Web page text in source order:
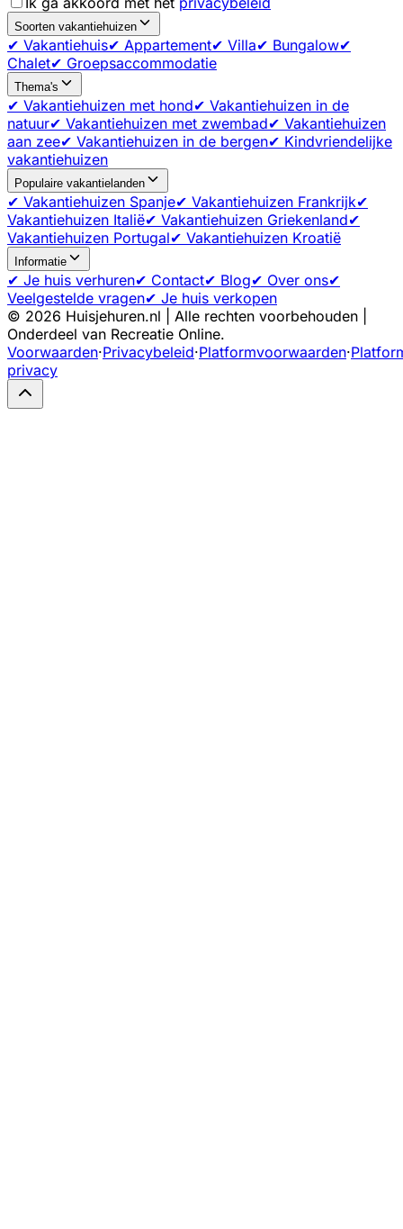
Soorten vakantiehuizen
✔ Vakantiehuis✔ Appartement✔ Villa✔ Bungalow✔
Chalet✔ Groepsaccommodatie
Thema's
✔ Vakantiehuizen met hond✔ Vakantiehuizen in de
natuur✔ Vakantiehuizen met zwembad✔ Vakantiehuizen
aan zee✔ Vakantiehuizen in de bergen✔ Kindvriendelijke
vakantiehuizen
Populaire vakantielanden
✔ Vakantiehuizen Spanje✔ Vakantiehuizen Frankrijk✔
Vakantiehuizen Italië✔ Vakantiehuizen Griekenland✔
Vakantiehuizen Portugal✔ Vakantiehuizen Kroatië
Informatie
✔ Je huis verhuren✔ Contact✔ Blog✔ Over ons✔
Veelgestelde vragen✔ Je huis verkopen
© 2026 Huisjehuren.nl | Alle rechten voorbehouden |
Onderdeel van Recreatie Online.
Voorwaarden·Privacybeleid·Platformvoorwaarden·
privacy